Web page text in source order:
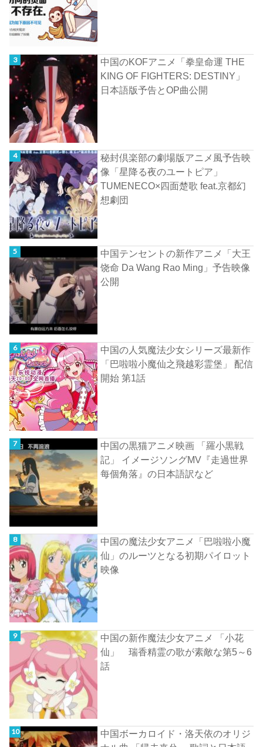
中国のKOFアニメ「拳皇命運 THE
KING OF FIGHTERS: DESTINY」
日本語版予告とOP曲公開
秘封倶楽部の劇場版アニメ風予告映
像「星降る夜のユートピア」
TUMENECO×四面楚歌 feat.京都幻
想劇団
中国テンセントの新作アニメ「大王
饶命 Da Wang Rao Ming」予告映像
公開
中国の人気魔法少女シリーズ最新作
「巴啦啦小魔仙之飛越彩霊堡」 配信
開始 第1話
中国の黒猫アニメ映画 「羅小黒戦
記」 イメージソングMV『走過世界
每個角落』の日本語訳など
中国の魔法少女アニメ「巴啦啦小魔
仙」のルーツとなる初期パイロット
映像
中国の新作魔法少女アニメ 「小花
仙」 瑞香精霊の歌が素敵な第5～6
話
中国ボーカロイド・洛天依のオリジ